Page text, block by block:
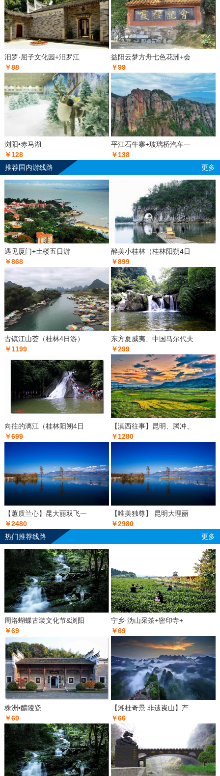
汨罗·屈子文化园+汨罗江
￥88
益阳云梦方舟七色花洲+会
￥99
浏阳•赤马湖
￥128
平江石牛寨+玻璃桥汽车一
￥138
推荐国内游线路
更多
遇见厦门+土楼五日游
￥868
醉美小桂林（桂林阳朔4日
￥899
古镇江山荟（桂林4日游）
￥1199
东方夏威夷、中国马尔代夫
￥299
向往的漓江（桂林阳朔4日
￥699
【滇西往事】昆明、腾冲、
￥1280
【蕙质兰心】昆大丽双飞一
￥2480
【唯美独尊】 昆明大理丽
￥2980
热门推荐线路
更多
周洛蝴蝶古装文化节&浏阳
￥69
宁乡·沩山采茶+密印寺+
￥69
株洲•醴陵瓷
￥69
【湘桂奇景 非遗崀山】产
￥66